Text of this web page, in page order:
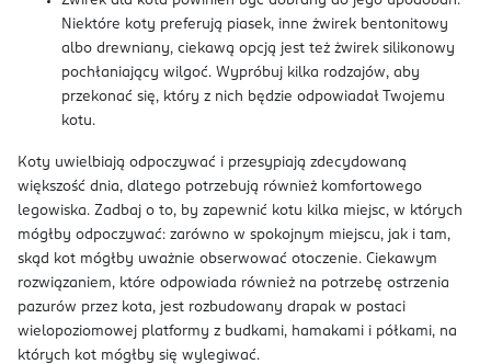
Niektóre koty preferują piasek, inne żwirek bentonitowy
albo drewniany, ciekawą opcją jest też żwirek silikonowy
pochłaniający wilgoć. Wypróbuj kilka rodzajów, aby
przekonać się, który z nich będzie odpowiadał Twojemu
kotu.
Koty uwielbiają odpoczywać i przesypiają zdecydowaną
większość dnia, dlatego potrzebują również komfortowego
legowiska. Zadbaj o to, by zapewnić kotu kilka miejsc, w których
mógłby odpoczywać: zarówno w spokojnym miejscu, jak i tam,
skąd kot mógłby uważnie obserwować otoczenie. Ciekawym
rozwiązaniem, które odpowiada również na potrzebę ostrzenia
pazurów przez kota, jest rozbudowany drapak w postaci
wielopoziomowej platformy z budkami, hamakami i półkami, na
których kot mógłby się wylegiwać.